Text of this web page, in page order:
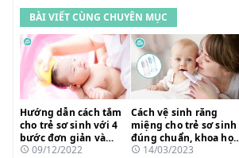
BÀI VIẾT CÙNG CHUYÊN MỤC
Hướng dẫn cách tắm
cho trẻ sơ sinh với 4
bước đơn giản và
những lưu ý cần biết
09/12/2022
Cách vệ sinh răng
miệng cho trẻ sơ sinh
đúng chuẩn, khoa học
loại sạch cặn sữa
14/03/2023